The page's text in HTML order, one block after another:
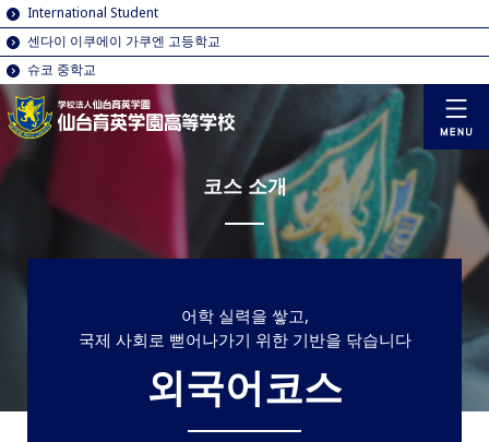
International Student
센다이 이쿠에이 가쿠엔 고등학교
슈코 중학교
코스 소개
어학 실력을 쌓고,
국제 사회로 뻗어나가기 위한 기반을 닦습니다
외국어코스